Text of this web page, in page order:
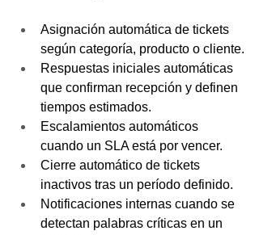
Asignación automática de tickets
según categoría, producto o cliente.
Respuestas iniciales automáticas
que confirman recepción y definen
tiempos estimados.
Escalamientos automáticos
cuando un SLA está por vencer.
Cierre automático de tickets
inactivos tras un período definido.
Notificaciones internas cuando se
detectan palabras críticas en un